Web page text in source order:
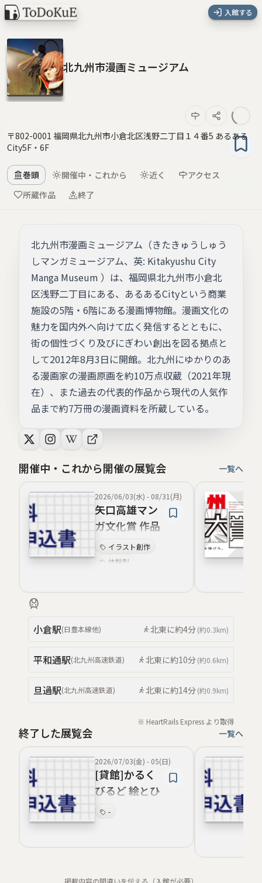
入館する
北九州市漫画ミュージアム
〒802-0001 福岡県北九州市小倉北区浅野二丁目１４番5 あるある
City5F・6F
巻頭 開催中・これから 近く
アクセス
所蔵作品
終了
北九州市漫画ミュージアム（きたきゅうしゅう
しマンガミュージアム、英: Kitakyushu City
Manga Museum ）は、福岡県北九州市小倉北
区浅野二丁目にある、あるあるCityという商業
施設の5階・6階にある漫画博物館。漫画文化の
魅力を国内外へ向けて広く発信するとともに、
街の個性づくり及びにぎわい創出を図る拠点と
して2012年8月3日に開館。北九州にゆかりのあ
る漫画家の漫画原画を約10万点収蔵（2021年現
在）、また過去の代表的作品から現代の人気作
品まで約7万冊の漫画資料を所蔵している。
開催中・これから開催の展覧会 一覧へ
2026/06/03(水) - 08/31(月)
矢口高雄マン
ガ文化賞 作品
推薦アンケー
ト開催中！
イラスト創作
体験型
小倉駅(日豊本線他) 北東に約4分(約0.3km)
平和通駅(北九州高速鉄道) 北東に約10分(約0.6km)
旦過駅(北九州高速鉄道) 北東に約14分(約0.9km)
※ HeartRails Express より取得
終了した展覧会 一覧へ
2026/07/03(金) - 05(日)
[貸館]かるく
びるど 絵とひ
とやすみ
-
掲載内容の間違いを伝える（入館が必要）